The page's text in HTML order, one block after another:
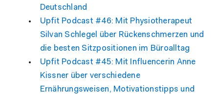
Deutschland
Upfit Podcast #46: Mit Physiotherapeut
Silvan Schlegel über Rückenschmerzen und
die besten Sitzpositionen im Büroalltag
Upfit Podcast #45: Mit Influencerin Anne
Kissner über verschiedene
Ernährungsweisen, Motivationstipps und